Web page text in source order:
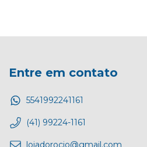
Entre em contato
5541992241161
(41) 99224-1161
lojadorocio@gmail.com